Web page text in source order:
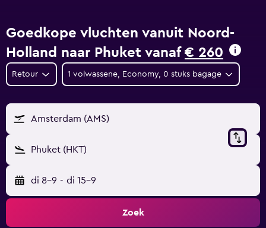
Goedkope vluchten vanuit Noord-
Holland naar Phuket vanaf € 260
Retour 1 volwassene, Economy, 0 stuks bagage
Amsterdam (AMS)
Phuket (HKT)
di 8-9 - di 15-9
Zoek